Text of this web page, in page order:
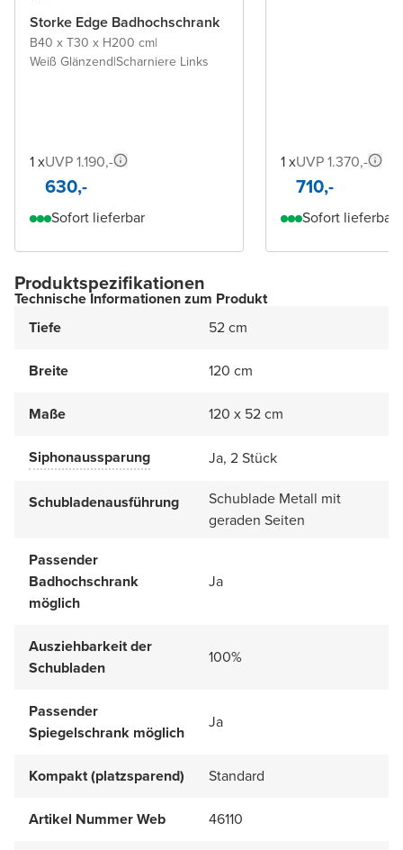
Storke Edge Badhochschrank
B40 x T30 x H200 cm|
Weiß Glänzend|Scharniere Links
1 xUVP 1.190,-
630,-
Sofort lieferbar
1 xUVP 1.370,-
710,-
Sofort lieferbar
Produktspezifikationen
Technische Informationen zum Produkt
Tiefe
52 cm
Breite 120 cm
Maße 120 x 52 cm
Siphonaussparung Ja, 2 Stück
Schubladenausführung
Schublade Metall mit
geraden Seiten
Passender
Badhochschrank
möglich
Ja
Ausziehbarkeit der
Schubladen
100%
Passender
Spiegelschrank möglich
Ja
Kompakt (platzsparend) Standard
Artikel Nummer Web 46110